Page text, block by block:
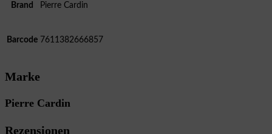
Brand Pierre Cardin
Barcode 7611382666857
Marke
Pierre Cardin
Rezensionen